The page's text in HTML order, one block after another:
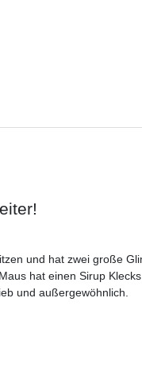
und hat zwei große
hat einen Sirup
und außergewöhnlich.